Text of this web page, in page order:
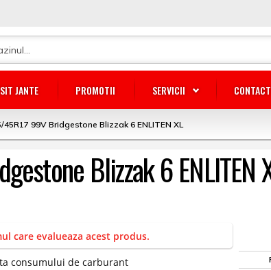
JANTE PROMOTII SERVICII
99V Bridgestone Blizzak 6 ENLITEN XL
Blizzak 6 ENLITEN
care evalueaza acest produs.